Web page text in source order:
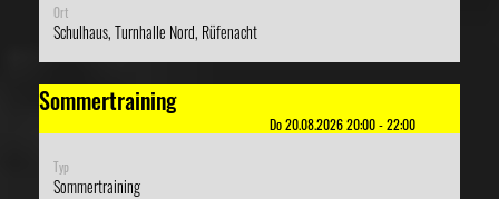
Ort
Schulhaus, Turnhalle Nord, Rüfenacht
Sommertraining
Do 20.08.2026 20:00 - 22:00
Typ
Sommertraining